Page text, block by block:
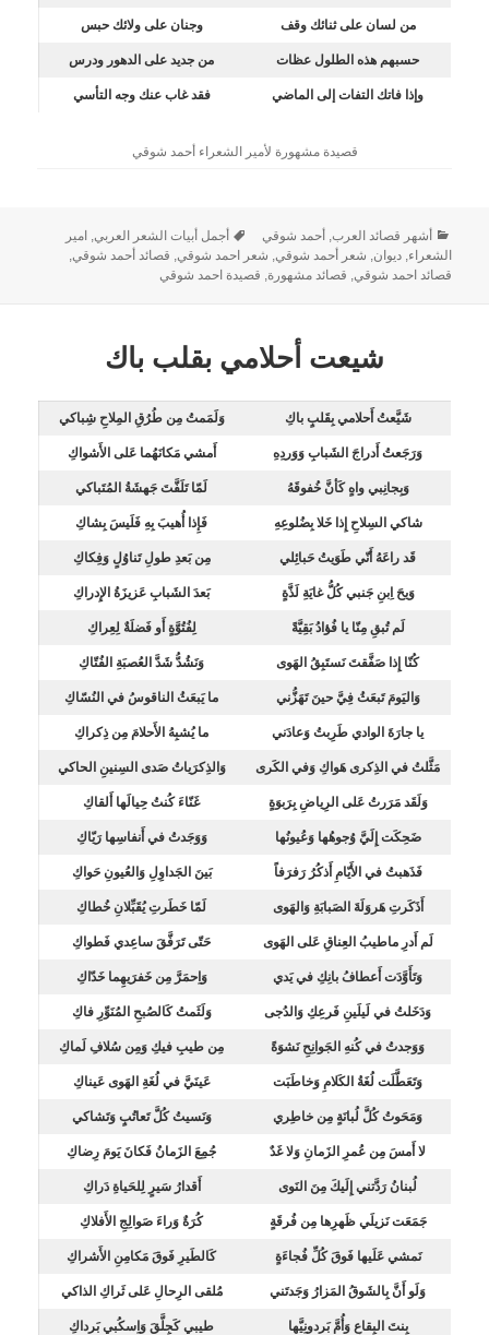
من لسان على ثنائك وقف وجنان على ولائك حبس
حسبهم هذه الطلول عظات من جديد على الدهور ودرس
وإذا فاتك التفات إلى الماضي فقد غاب عنك وجه التأسي
قصيدة مشهورة لأمير الشعراء أحمد شوقي
أشهر قصائد العرب, أحمد شوقي أجمل أبيات الشعر العربي, امير
الشعراء,ديوان, شعر أحمد شوقي, شعر احمد شوقي, قصائد أحمد شوقي,
قصائد احمد شوقي, قصائد مشهورة, قصيدة احمد شوقي
شيعت أحلامي بقلب باك
شَيَّعتُ أَحلامي بِقَلبٍ باكِ وَلَمَمتُ مِن طُرُقِ المِلاحِ شِباكي
وَرَجَعتُ أَدراجَ الشَبابِ وَوَردِهِ أَمشي مَكانَهُما عَلى الأَشواكِ
وَبِجانِبي واهٍ كَأنَّ خُفوقَهُ لَمّا تَلَفَّتَ جَهشَةُ المُتَباكي
شاكي السِلاحِ إِذا خَلا بِضُلوعِهِ فَإِذا أُهيبَ بِهِ فَلَيسَ بِشاكِ
قَد راعَهُ أَنّي طَوَيتُ حَبائِلي مِن بَعدِ طولِ تَناوُلٍ وَفِكاكِ
وَيحَ اِبنِ جَنبي كُلُّ غايَةِ لَذَّةٍ بَعدَ الشَبابِ عَزيزَةُ الإِدراكِ
لَم تُبقِ مِنّا يا فُؤادُ بَقِيَّةً لِفُتُوَّةٍ أَو فَضلَةٌ لِعِراكِ
كُنّا إِذا صَفَّقتَ نَستَبِقُ الهَوى وَنَشُدُّ شَدَّ العُصبَةِ الفُتّاكِ
وَاليَومَ تَبعَثُ فِيَّ حينَ تَهَزُّني ما يَبعَثُ الناقوسُ في النُسّاكِ
يا جارَةَ الوادي طَرِبتُ وَعادَني ما يُشبِهُ الأَحلامَ مِن ذِكراكِ
مَثَّلتُ في الذِكرى هَواكِ وَفي الكَرى وَالذِكرَياتُ صَدى السِنينِ الحاكي
وَلَقَد مَرَرتُ عَلى الرِياضِ بِرَبوَةٍ غَنّاءَ كُنتُ حِيالَها أَلقاكِ
ضَحِكَت إِلَيَّ وُجوهُها وَعُيونُها وَوَجَدتُ في أَنفاسِها رَيّاكِ
فَذَهبتُ في الأَيّامِ أَذكُرُ رَفرَفاً بَينَ الجَداوِلِ وَالعُيونِ حَواكِ
أَذَكَرتِ هَروَلَةَ الصَبابَةِ وَالهَوى لَمّا خَطَرتِ يُقَبِّلانِ خُطاكِ
لَم أَدرِ ماطيبُ العِناقِ عَلى الهَوى حَتّى تَرَفَّقَ ساعِدي فَطواكِ
وَتَأَوَّدَت أَعطافُ بانِكِ في يَدي وَاِحمَرَّ مِن خَفرَيهِما خَدّاكِ
وَدَخَلتُ في لَيلَينِ فَرعِكِ وَالدُجى وَلَثَمتُ كَالصُبحِ المُنَوِّرِ فاكِ
وَوَجدتُ في كُنهِ الجَوانِحِ نَشوَةً مِن طيبِ فيكِ وَمِن سُلافِ لَماكِ
وَتَعَطَّلَت لُغَةُ الكَلامِ وَخاطَبَت عَينَيَّ في لُغَةِ الهَوى عَيناكِ
وَمَحَوتُ كُلَّ لُبانَةٍ مِن خاطِري وَنَسيتُ كُلَّ تَعاتُبٍ وَتَشاكي
لا أَمسَ مِن عُمرِ الزَمانِ وَلا غَدٌ جُمِعَ الزَمانُ فَكانَ يَومَ رِضاكِ
لُبنانُ رَدَّتني إِلَيكَ مِنَ النَوى أَقدارُ سَيرٍ لِلحَياةِ دَراكِ
جَمَعَت نَزيلَي ظَهرِها مِن فُرقَةٍ كُرَةٌ وَراءَ صَوالِجِ الأَفلاكِ
نَمشي عَلَيها فَوقَ كُلِّ فُجاءَةٍ كَالطَيرِ فَوقَ مَكامِنِ الأَشراكِ
وَلَو أَنَّ بِالشَوقُ المَزارُ وَجَدتَني مُلقى الرِحالِ عَلى ثَراكِ الذاكي
بِنتَ البِقاعِ وَأُمَّ بَردونِيَّها طيبي كَجِلَّقَ وَاِسكُبي بَرداكِ